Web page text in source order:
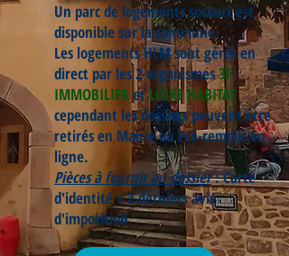
Un parc de logements sociaux est
disponible sur la commune.
Les logements HLM sont gérés en
direct par les 2 organismes3F
IMMOBILIERetLOIRE HABITAT
cependant les dossierspeuvent être
retirés en Mairie ou Pré-remplis en
ligne.
Pièces à fournir au dossier: Carte
d'identité + 2 derniers avis
d'imposition